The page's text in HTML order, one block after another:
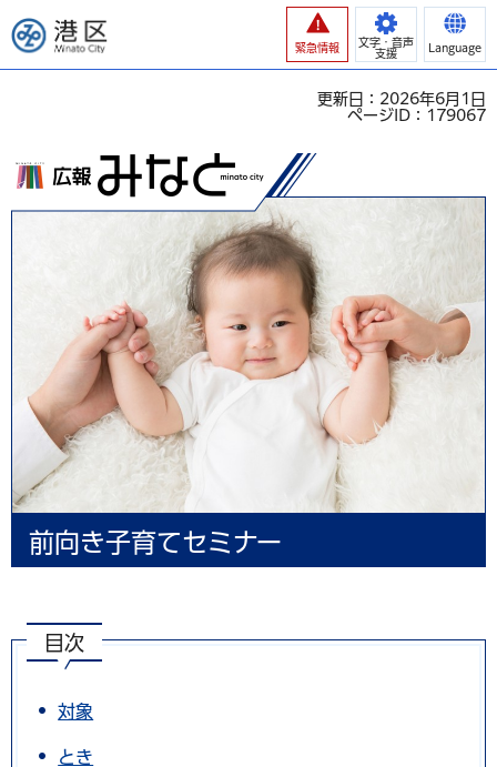
港区
緊急情報
文字・音声
支援
Language
更新日：2026年6月1日
ページID：179067
広報みなと
前向き子育てセミナー
目次
対象
とき